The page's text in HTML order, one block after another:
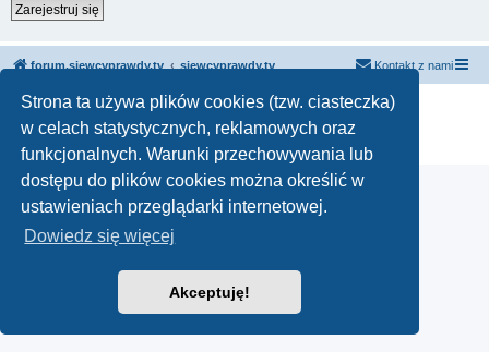
Strona ta używa plików cookies (tzw. ciasteczka)
w celach statystycznych, reklamowych oraz
funkcjonalnych. Warunki przechowywania lub
dostępu do plików cookies można określić w
ustawieniach przeglądarki internetowej.
Dowiedz się więcej
Akceptuję!
Zarejestruj się
forum.siewcyprawdy.tv siewcyprawdy.tv Kontakt z nami
Technologię dostarczaphpBB® Forum Software © phpBB Limited
Polski pakiet językowy dostarczaphpBB.pl